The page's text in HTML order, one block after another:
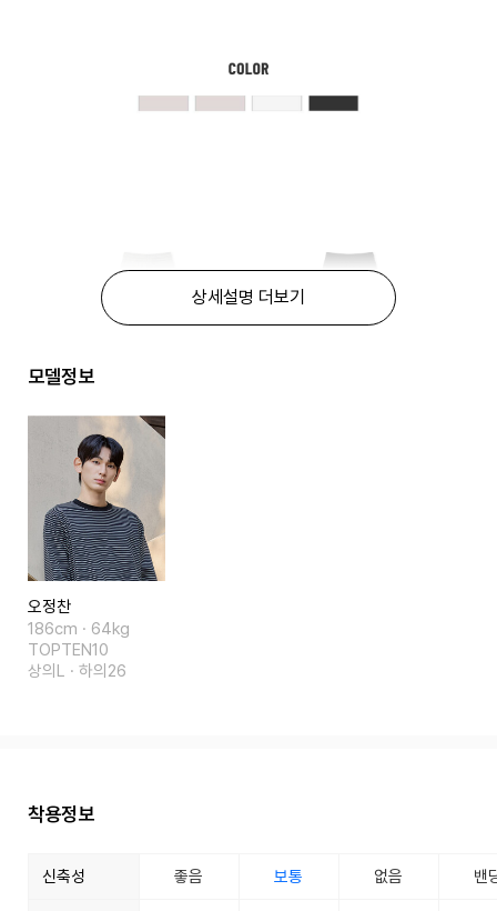
상세설명 더보기
모델정보
오정찬
186cm · 64kg
TOPTEN10
상의L · 하의26
착용정보
신축성 좋음 보통 없음 밴